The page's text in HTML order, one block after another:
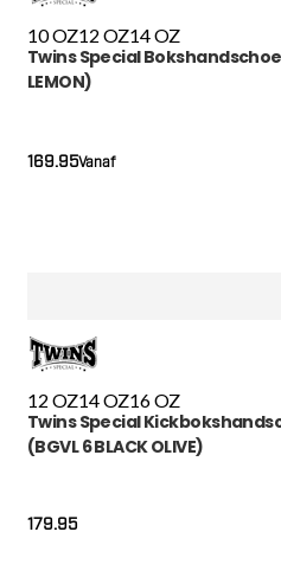
10 OZ12 OZ14 OZ
Twins Special
LEMON)
Vanaf
169.95
12 OZ14 OZ16 OZ
Twins Special
(BGVL 6 BLACK OLIVE)
179.95